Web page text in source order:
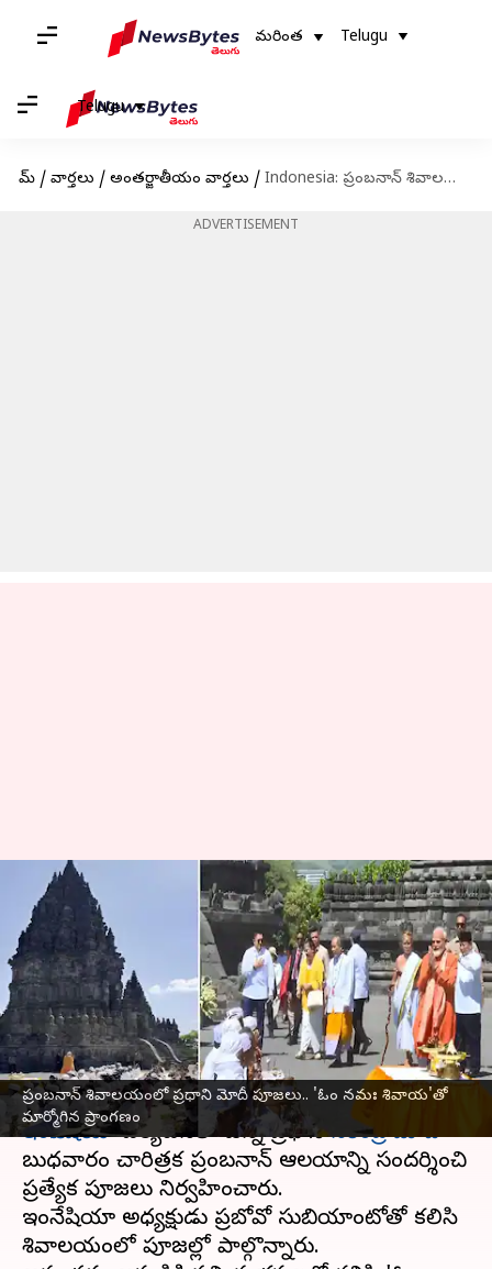
మరింత Telugu
Telugu
హోమ్ / వార్తలు / అంతర్జాతీయం వార్తలు / Indonesia: ప్రంబనాన్ శివాలయంలో ప్రధాని మోదీ పూజలు.. 'ఓం నమః శివాయ'తో మార్మోగిన ప్రాంగణం
ADVERTISEMENT
ప్రంబనాన్ శివాలయంలో ప్రధాని మోదీ పూజలు.. 'ఓం నమః శివాయ'తో
మార్మోగిన ప్రాంగణం
Indonesia: ప్రంబనాన్
శివాలయంలో ప్రధాని మోదీ
పూజలు.. 'ఓం నమః శివాయ'తో
మార్మోగిన ప్రాంగణం
వ్రాసిన వారు Sirish Praharaju Jul 08, 2026 01:52 pm
ఈ వార్తాకథనం ఏంటి
ఇండోనేషియాపర్యటనలో ఉన్న ప్రధానినరేంద్ర మోదీ
బుధవారం చారిత్రక ప్రంబనాన్ ఆలయాన్ని సందర్శించి
ప్రత్యేక పూజలు నిర్వహించారు.
ఇండోనేషియా అధ్యక్షుడు ప్రబోవో సుబియాంటోతో కలిసి
శివాలయంలో పూజల్లో పాల్గొన్నారు.